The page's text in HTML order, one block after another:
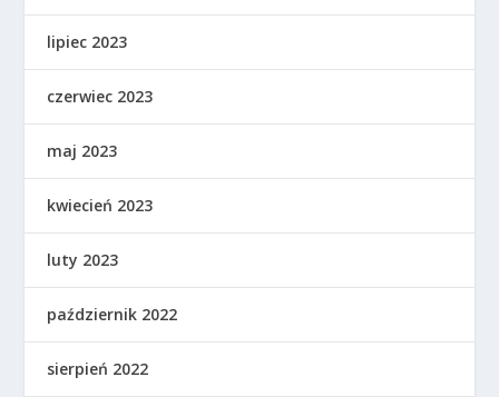
lipiec 2023
czerwiec 2023
maj 2023
kwiecień 2023
luty 2023
październik 2022
sierpień 2022